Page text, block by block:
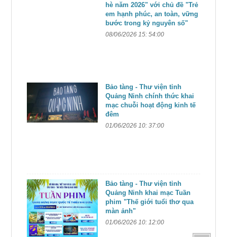
hè năm 2026" với chủ đề "Trẻ
em hạnh phúc, an toàn, vững
bước trong kỷ nguyên số"
08/06/2026 15: 54:00
Bảo tàng - Thư viện tỉnh
Quảng Ninh chính thức khai
mạc chuỗi hoạt động kinh tế
đêm
01/06/2026 10: 37:00
Bảo tàng - Thư viện tỉnh
Quảng Ninh khai mạc Tuần
phim "Thế giới tuổi thơ qua
màn ảnh"
01/06/2026 10: 12:00